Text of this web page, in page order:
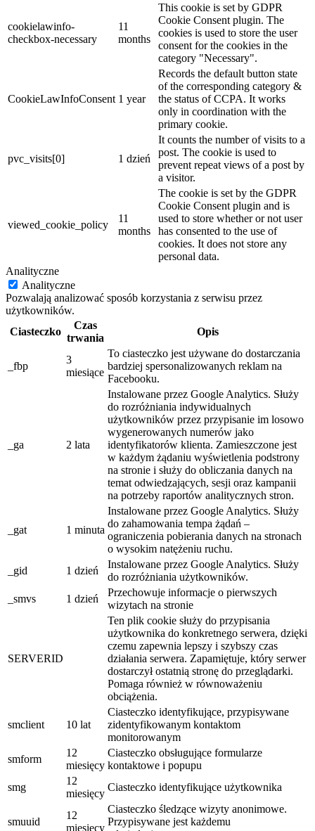
cookielawinfo-
checkbox-necessary
11
months
This cookie is set by GDPR
Cookie Consent plugin. The
cookies is used to store the user
consent for the cookies in the
category "Necessary".
CookieLawInfoConsent 1 year
Records the default button state
of the corresponding category &
the status of CCPA. It works
only in coordination with the
primary cookie.
pvc_visits[0] 1 dzień
It counts the number of visits to a
post. The cookie is used to
prevent repeat views of a post by
a visitor.
viewed_cookie_policy
11
months
The cookie is set by the GDPR
Cookie Consent plugin and is
used to store whether or not user
has consented to the use of
cookies. It does not store any
personal data.
Analityczne
Analityczne
Pozwalają analizować sposób korzystania z serwisu przez
użytkowników.
Ciasteczko
Czas
trwania
Opis
_fbp
3
miesiące
To ciasteczko jest używane do dostarczania
bardziej spersonalizowanych reklam na
Facebooku.
_ga 2 lata
Instalowane przez Google Analytics. Służy
do rozróżniania indywidualnych
użytkowników przez przypisanie im losowo
wygenerowanych numerów jako
identyfikatorów klienta. Zamieszczone jest
w każdym żądaniu wyświetlenia podstrony
na stronie i służy do obliczania danych na
temat odwiedzających, sesji oraz kampanii
na potrzeby raportów analitycznych stron.
_gat 1 minuta
Instalowane przez Google Analytics. Służy
do zahamowania tempa żądań –
ograniczenia pobierania danych na stronach
o wysokim natężeniu ruchu.
_gid
1 dzień
Instalowane przez Google Analytics. Służy
do rozróżniania użytkowników.
_smvs
1 dzień
Przechowuje informacje o pierwszych
wizytach na stronie
SERVERID
Ten plik cookie służy do przypisania
użytkownika do konkretnego serwera, dzięki
czemu zapewnia lepszy i szybszy czas
działania serwera. Zapamiętuje, który serwer
dostarczył ostatnią stronę do przeglądarki.
Pomaga również w równoważeniu
obciążenia.
smclient 10 lat
Ciasteczko identyfikujące, przypisywane
zidentyfikowanym kontaktom
monitorowanym
smform
12
miesięcy
Ciasteczko obsługujące formularze
kontaktowe i popupu
smg
12
miesięcy
Ciasteczko identyfikujące użytkownika
smuuid
12
miesięcy
Ciasteczko śledzące wizyty anonimowe.
Przypisywane jest każdemu